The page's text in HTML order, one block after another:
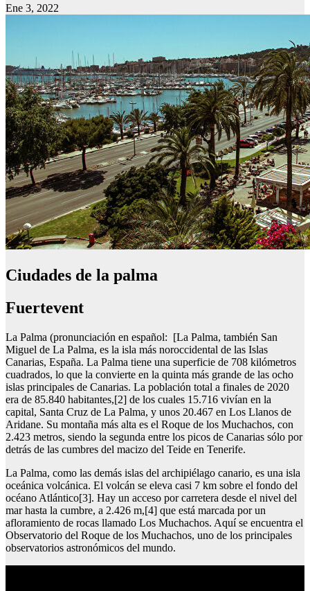
Ene 3, 2022
Ciudades de la palma
Fuertevent
La Palma (pronunciación en español: [La Palma, también San
Miguel de La Palma, es la isla más noroccidental de las Islas
Canarias, España. La Palma tiene una superficie de 708 kilómetros
cuadrados, lo que la convierte en la quinta más grande de las ocho
islas principales de Canarias. La población total a finales de 2020
era de 85.840 habitantes,[2] de los cuales 15.716 vivían en la
capital, Santa Cruz de La Palma, y unos 20.467 en Los Llanos de
Aridane. Su montaña más alta es el Roque de los Muchachos, con
2.423 metros, siendo la segunda entre los picos de Canarias sólo por
detrás de las cumbres del macizo del Teide en Tenerife.
La Palma, como las demás islas del archipiélago canario, es una isla
oceánica volcánica. El volcán se eleva casi 7 km sobre el fondo del
océano Atlántico[3]. Hay un acceso por carretera desde el nivel del
mar hasta la cumbre, a 2.426 m,[4] que está marcada por un
afloramiento de rocas llamado Los Muchachos. Aquí se encuentra el
Observatorio del Roque de los Muchachos, uno de los principales
observatorios astronómicos del mundo.